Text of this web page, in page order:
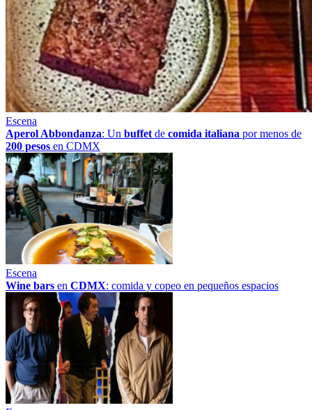
Escena
Aperol Abbondanza: Un buffet de comida italiana por menos de
200 pesos en CDMX
Escena
Wine bars en CDMX: comida y copeo en pequeños espacios